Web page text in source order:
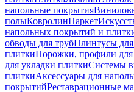
напольные покрытия
полыКовролинПаркет
напольных покрытий и
обводы для трубПлинтусы
плиткиПорожки, профили для
для укладки плиткиСистемы
плиткиАксессуары для
покрытийРеставрационные